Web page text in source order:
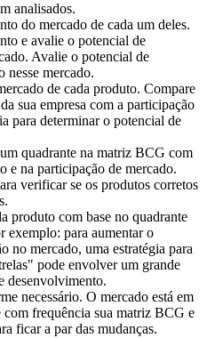
analisados.
do mercado de cada um deles.
e avalie o potencial de
Avalie o potencial de
nesse mercado.
de cada produto. Compare
sua empresa com a participação
para determinar o potencial de
quadrante na matriz BCG com
e na participação de mercado.
verificar se os produtos corretos
produto com base no quadrante
exemplo: para aumentar o
no mercado, uma estratégia para
pode envolver um grande
desenvolvimento.
necessário. O mercado está em
com frequência sua matriz BCG e
ficar a par das mudanças.